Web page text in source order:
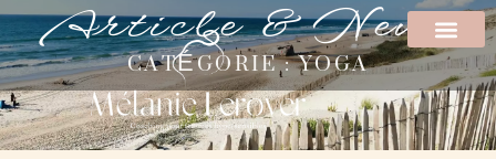
Article & News
CATÉGORIE : YOGA